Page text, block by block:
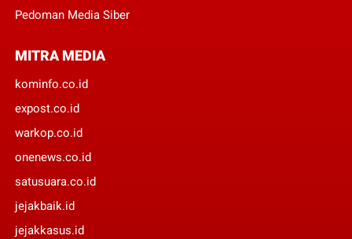
Pedoman Media Siber
MITRA MEDIA
kominfo.co.id
expost.co.id
warkop.co.id
onenews.co.id
satusuara.co.id
jejakbaik.id
jejakkasus.id